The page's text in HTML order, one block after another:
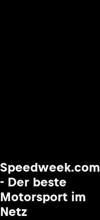
Speedweek.com
- Der beste
Motorsport im
Netz